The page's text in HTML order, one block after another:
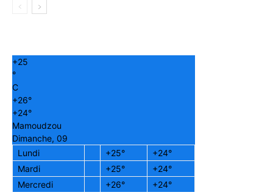
+25
°
C
+26°
+24°
Mamoudzou
Dimanche, 09
Lundi
+25° +24°
Mardi
+25° +24°
Mercredi
+26° +24°